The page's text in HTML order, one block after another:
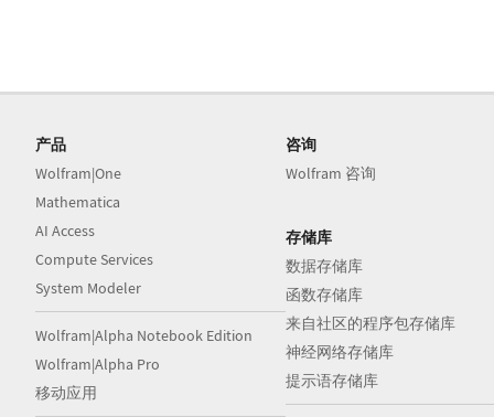
产品
Wolfram|One
Mathematica
AI Access
Compute Services
System Modeler
Wolfram|Alpha Notebook Edition
Wolfram|Alpha Pro
移动应用
咨询
Wolfram 咨询
存储库
数据存储库
函数存储库
来自社区的程序包存储库
神经网络存储库
提示语存储库